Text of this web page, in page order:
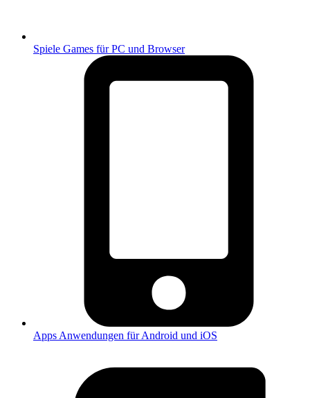
Spiele Games für PC und Browser
Apps Anwendungen für Android und iOS